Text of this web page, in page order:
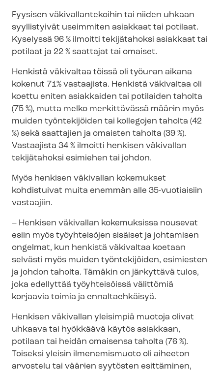
Fyysisen vä­ki­val­lan­te­koi­hin tai niiden uhkaan
syyllistyivät useimmiten asiakkaat tai potilaat.
Kyselyssä 96 % ilmoitti tekijätahoksi asiakkaat tai
potilaat ja 22 % saattajat tai omaiset.
Henkistä väkivaltaa töissä oli työuran aikana
kokenut 71% vastaajista. Henkistä väkivaltaa oli
koettu eniten asiakkaiden tai potilaiden taholta
(75 %), mutta melko merkittävässä määrin myös
muiden työntekijöiden tai kollegojen taholta (42
%) sekä saattajien ja omaisten taholta (39 %).
Vastaajista 34 % ilmoitti henkisen väkivallan
tekijätahoksi esimiehen tai johdon.
Myös henkisen väkivallan kokemukset
kohdistuivat muita enemmän alle 35-vuotiaisiin
vastaajiin.
– Henkisen väkivallan kokemuksissa nousevat
esiin myös työyhteisöjen sisäiset ja johtamisen
ongelmat, kun henkistä väkivaltaa koetaan
selvästi myös muiden työntekijöiden, esimiesten
ja johdon taholta. Tämäkin on järkyttävä tulos,
joka edellyttää työyhteisöissä välittömiä
korjaavia toimia ja ennaltaehkäisyä.
Henkisen väkivallan yleisimpiä muotoja olivat
uhkaava tai hyökkäävä käytös asiakkaan,
potilaan tai heidän omaisensa taholta (76 %).
Toiseksi yleisin ilmenemismuoto oli aiheeton
arvostelu tai väärien syytösten esittäminen,